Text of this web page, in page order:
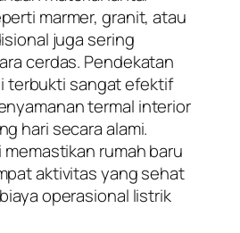
marmer, granit, atau
juga sering
cerdas. Pendekatan
terbukti sangat efektif
termal interior
hari secara alami.
rumah baru
aktivitas yang sehat
operasional listrik